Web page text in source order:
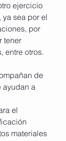
ejercicio
sea por el
por
tener
entre otros.
de
ayudan a
el
materiales